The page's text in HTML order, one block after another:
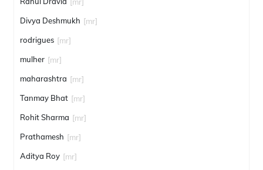
Divya Deshmukh [mr]
rodrigues [mr]
mulher [mr]
maharashtra [mr]
Tanmay Bhat [mr]
Rohit Sharma [mr]
Prathamesh [mr]
Aditya Roy [mr]